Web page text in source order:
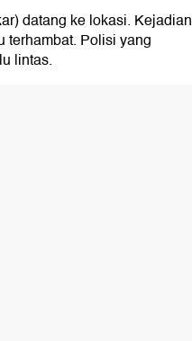
datang ke lokasi. Kejadian
terhambat. Polisi yang
lintas.